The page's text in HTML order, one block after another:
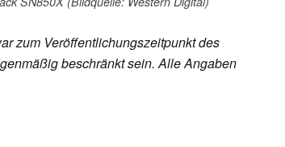
zum Veröffentlichungszeitpunkt des
beschränkt sein. Alle Angaben